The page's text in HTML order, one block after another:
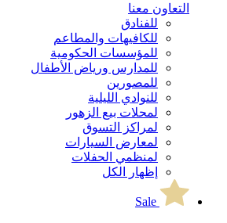
التعاون معنا
للفنادق
للكافيهات والمطاعم
للمؤسسات الحكومية
للمدارس ورياض الأطفال
للمصورين
للنوادي الليلية
لمحلات بيع الزهور
لمراكز التسوق
لمعارض السيارات
لمنظمي الحفلات
إظهار الكل